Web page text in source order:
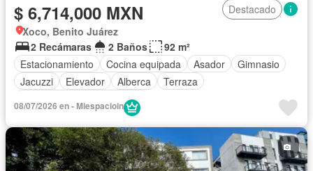
$ 6,714,000 MXN
Destacado
Xoco, Benito Juárez
2 Recámaras
2 Baños
92 m²
Estacionamiento
Cocina equipada Asador
Gimnasio
Jacuzzi
Elevador Alberca
Terraza
Completamente amueblado
08/07/2026 en - Miespacioin